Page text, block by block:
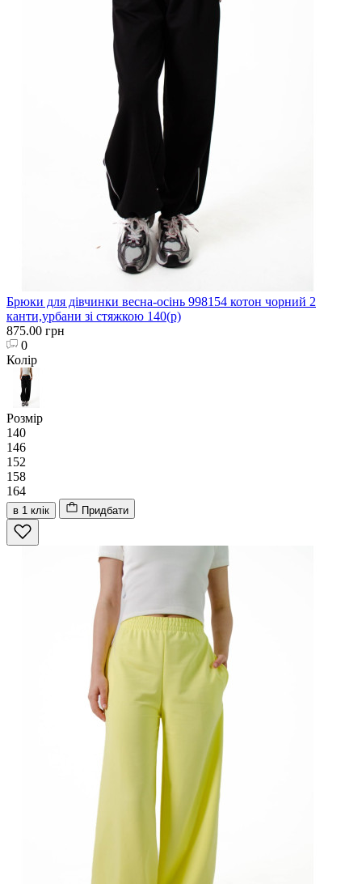
Брюки для дівчинки весна-осінь 998154 котон чорний 2
канти,урбани зі стяжкою 140(р)
875.00 грн
0
Колір
Розмір
140
146
152
158
164
в 1 клік Придбати